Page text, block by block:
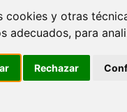
cookies y otras
adecuados, para
Rechazar